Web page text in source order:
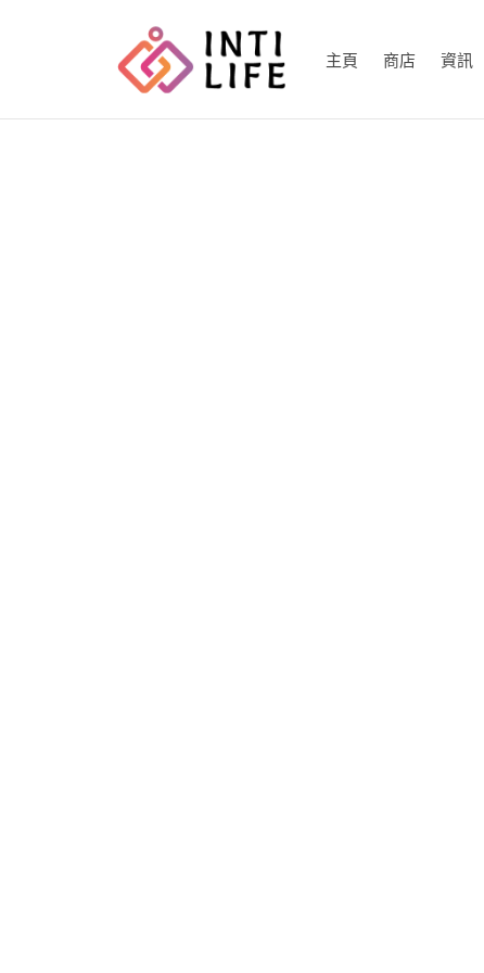
主頁 商店 資訊